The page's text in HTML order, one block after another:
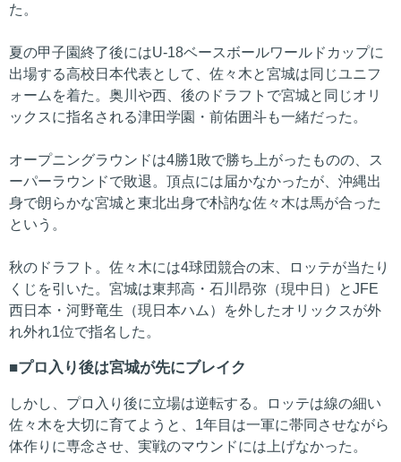
た。
夏の甲子園終了後にはU-18ベースボールワールドカップに
出場する高校日本代表として、佐々木と宮城は同じユニフ
ォームを着た。奥川や西、後のドラフトで宮城と同じオリ
ックスに指名される津田学園・前佑囲斗も一緒だった。
オープニングラウンドは4勝1敗で勝ち上がったものの、ス
ーパーラウンドで敗退。頂点には届かなかったが、沖縄出
身で朗らかな宮城と東北出身で朴訥な佐々木は馬が合った
という。
秋のドラフト。佐々木には4球団競合の末、ロッテが当たり
くじを引いた。宮城は東邦高・石川昂弥（現中日）とJFE
西日本・河野竜生（現日本ハム）を外したオリックスが外
れ外れ1位で指名した。
プロ入り後は宮城が先にブレイク
しかし、プロ入り後に立場は逆転する。ロッテは線の細い
佐々木を大切に育てようと、1年目は一軍に帯同させながら
体作りに専念させ、実戦のマウンドには上げなかった。